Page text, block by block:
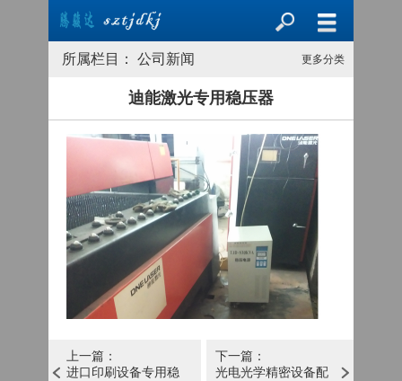
更多分类
所属栏目： 公司新闻
迪能激光专用稳压器
上一篇：
进口印刷设备专用稳
下一篇：
光电光学精密设备配